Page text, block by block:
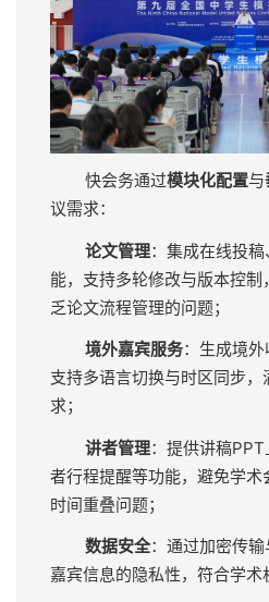
快会务通过模块化配置与
议需求：
论文管理：集成在线投
能，支持多轮修改与版本控
乏论文流程管理的问题；
境外嘉宾服务：生成境外
支持多语言切换与时区同步
求；
讲者管理：提供讲稿
者行程提醒等功能，避免学
时间重叠问题；
数据安全：通过加密传
嘉宾信息的隐私性，符合学术